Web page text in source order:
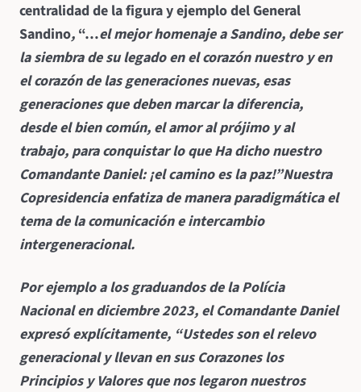
centralidad de la figura y ejemplo del General
Sandino, “…el mejor homenaje a Sandino, debe ser
la siembra de su legado en el corazón nuestro y en
el corazón de las generaciones nuevas, esas
generaciones que deben marcar la diferencia,
desde el bien común, el amor al prójimo y al
trabajo, para conquistar lo que Ha dicho nuestro
Comandante Daniel: ¡el camino es la paz!”Nuestra
Copresidencia enfatiza de manera paradigmática el
tema de la comunicación e intercambio
intergeneracional.
Por ejemplo a los graduandos de la Polícia
Nacional en diciembre 2023, el Comandante Daniel
expresó explícitamente, “Ustedes son el relevo
generacional y llevan en sus Corazones los
Principios y Valores que nos legaron nuestros